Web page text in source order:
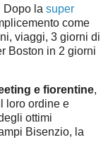
Dopo la super
come
viaggi, 3 giorni di
Boston in 2 giorni
e fiorentine,
loro ordine e
ottimi
Bisenzio, la